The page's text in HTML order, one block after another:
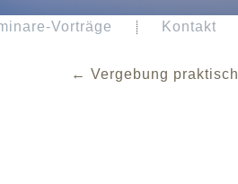
Vorträge Kontakt
← Vergebung praktisch